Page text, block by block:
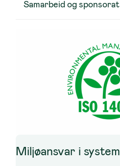
Samarbeid og sponsorat
Miljøansvar i system